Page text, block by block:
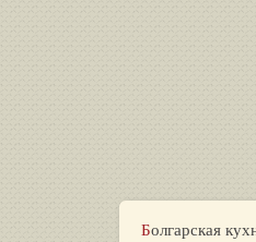
Болгарская